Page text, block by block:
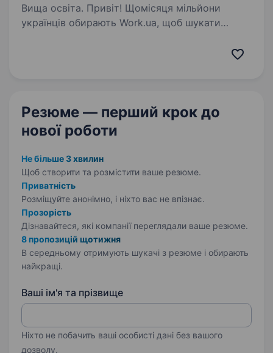
Вища освіта. Привіт! Щомісяця мільйони
українців обирають Work.ua, щоб шукати
це не лише сервіс, а й команда людей та офіси
Резюме — перший крок до
нової роботи
Не більше 3 хвилин
Щоб створити та розмістити ваше резюме.
Приватність
Розміщуйте анонімно, і ніхто вас не впізнає.
Прозорість
Дізнавайтеся, які компанії переглядали ваше резюме.
8 пропозицій щотижня
В середньому отримують шукачі з резюме і обирають
найкращі.
Ваші ім'я та прізвище
Ніхто не побачить ваші особисті дані без вашого
дозволу.